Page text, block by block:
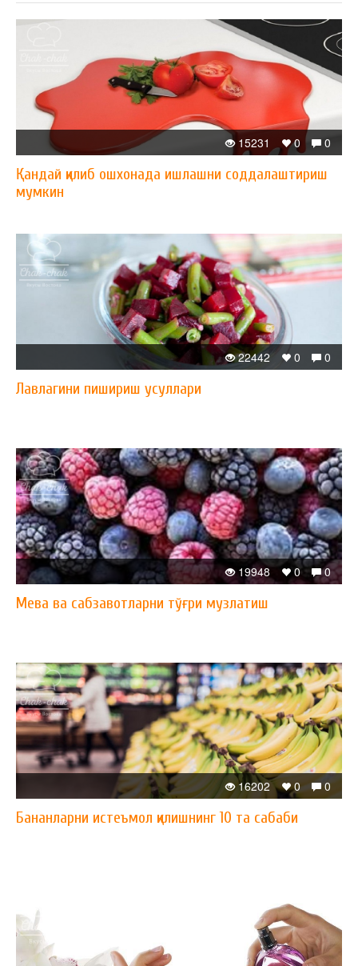
0
0
15231
Қандай қилиб ошхонада ишлашни соддалаштириш
мумкин
0
0
22442
Лавлагини пишириш усуллари
0
0
19948
Мева ва сабзавотларни тўғри музлатиш
0
0
16202
Бананларни истеъмол қилишнинг 10 та сабаби